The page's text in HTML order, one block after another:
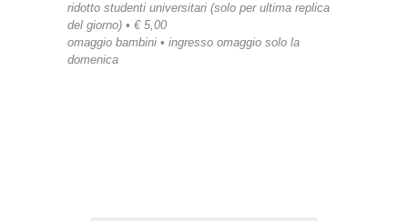
ridotto studenti universitari (solo per ultima replica
del giorno) • € 5,00
omaggio bambini • ingresso omaggio solo la
domenica